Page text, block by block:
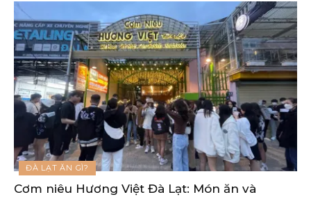
ĐÀ LẠT ĂN GÌ?
Cơm niêu Hương Việt Đà Lạt: Món ăn và